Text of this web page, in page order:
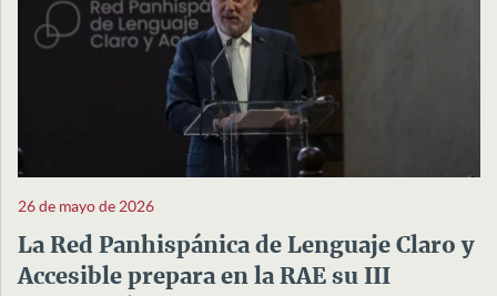
26 de mayo de 2026
La Red Panhispánica de Lenguaje Claro y
Accesible prepara en la RAE su III